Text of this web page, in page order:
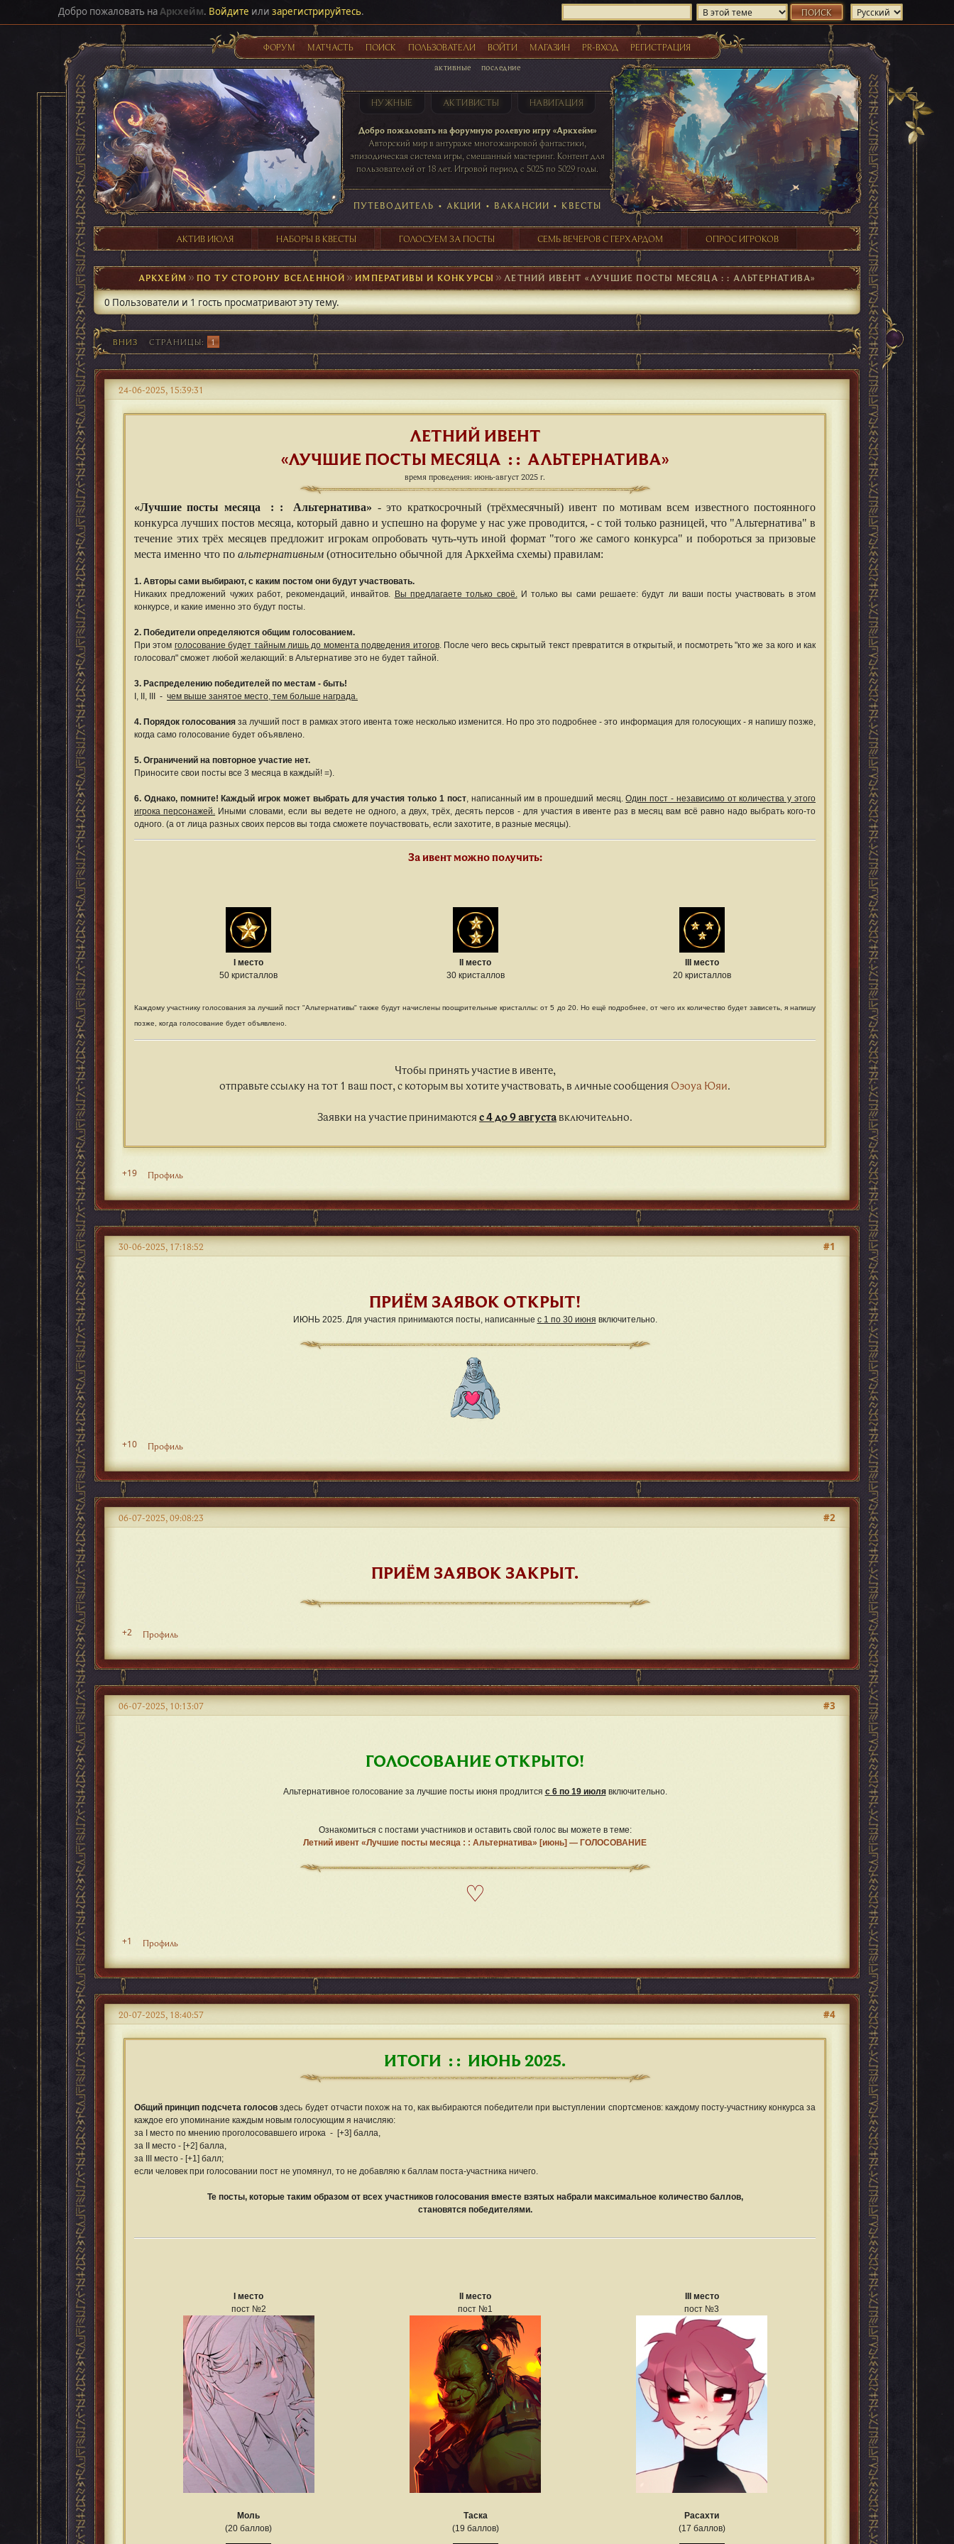
Добро пожаловать наАркхейм. Войдите или зарегистрируйтесь.
ФОРУМ МАТЧАСТЬ ПОИСК ПОЛЬЗОВАТЕЛИ ВОЙТИ МАГАЗИН PR-ВХОД РЕГИСТРАЦИЯ
активные последние
НУЖНЫЕ АКТИВИСТЫ НАВИГАЦИЯ
Добро пожаловать на форумную ролевую игру «Аркхейм»
Авторский мир в антураже многожанровой фантастики,
эпизодическая система игры, смешанный мастеринг. Контент для
пользователей от 18 лет. Игровой период с 5025 по 5029 годы.
таблице игровой активности
41 ПОСТОВ 31 ПОСТОВ 29 ПОСТОВ 24 ПОСТОВ
ПУТЕВОДИТЕЛЬ • АКЦИИ • ВАКАНСИИ • КВЕСТЫ
АКТИВ ИЮЛЯ НАБОРЫ В КВЕСТЫ ГОЛОСУЕМ ЗА ПОСТЫ СЕМЬ ВЕЧЕРОВ С ГЕРХАРДОМ ОПРОС ИГРОКОВ
АРКХЕЙМ ►ПО ТУ СТОРОНУ ВСЕЛЕННОЙ ►ИМПЕРАТИВЫ И КОНКУРСЫ ►ЛЕТНИЙ ИВЕНТ «ЛУЧШИЕ ПОСТЫ МЕСЯЦА : : АЛЬТЕРНАТИВА»
0 Пользователи и 1 гость просматривают эту тему.
ВНИЗ СТРАНИЦЫ 1
24-06-2025, 15:39:31
ЛЕТНИЙ ИВЕНТ
«ЛУЧШИЕ ПОСТЫ МЕСЯЦА : : АЛЬТЕРНАТИВА»
время проведения: июнь-август 2025 г.
«Лучшие посты месяца : : Альтернатива» - это краткосрочный (трёхмесячный) ивент по мотивам всем известного постоянного
конкурса лучших постов месяца, который давно и успешно на форуме у нас уже проводится, - с той только разницей, что "Альтернатива" в
течение этих трёх месяцев предложит игрокам опробовать чуть-чуть иной формат "того же самого конкурса" и побороться за призовые
места именно что по альтернативным (относительно обычной для Аркхейма схемы) правилам:
1. Авторы сами выбирают, с каким постом они будут участвовать.
Никаких предложений чужих работ, рекомендаций, инвайтов. Вы предлагаете только своё.
И только вы сами решаете: будут ли ваши посты участвовать в этом
конкурсе, и какие именно это будут посты.
2. Победители определяются общим голосованием.
При этом голосование будет тайным лишь до момента подведения итогов. После чего весь скрытый текст превратится в открытый, и посмотреть "кто же за кого и как
голосовал" сможет любой желающий: в Альтернативе это не будет тайной.
3. Распределению победителей по местам - быть!
I, II, III - чем выше занятое место, тем больше награда.
4. Порядок голосования за лучший пост в рамках этого ивента тоже несколько изменится. Но про это подробнее - это информация для голосующих - я напишу позже,
когда само голосование будет объявлено.
5. Ограничений на повторное участие нет.
Приносите свои посты все 3 месяца в каждый! =).
6. Однако, помните! Каждый игрок может выбрать для участия только 1 пост, написанный им в прошедший месяц.Один пост - независимо от количества у этого
игрока персонажей.
Иными словами, если вы ведете не одного, а двух, трёх, десять персов - для участия в ивенте раз в месяц вам всё равно надо выбрать кого-то
одного. (а от лица разных своих персов вы тогда сможете поучаствовать, если захотите, в разные месяцы).
За ивент можно получить:
I место
50 кристаллов
II место
30 кристаллов
III место
20 кристаллов
Каждому участнику голосования за лучший пост "Альтернативы" также будут начислены поощрительные кристаллы: от 5 до 20. Но ещё подробнее, от чего их количество будет зависеть, я напишу
позже, когда голосование будет объявлено.
Чтобы принять участие в ивенте,
отправьте ссылку на тот 1 ваш пост, с которым вы хотите участвовать, в личные сообщения Оэоуа Юяи.
Заявки на участие принимаются с 4 до 9 августа включительно.
+19 Профиль
#1
30-06-2025, 17:18:52
ПРИЁМ ЗАЯВОК ОТКРЫТ!
ИЮНЬ 2025. Для участия принимаются посты, написанные с 1 по 30 июня включительно.
+10 Профиль
#2
06-07-2025, 09:08:23
ПРИЁМ ЗАЯВОК ЗАКРЫТ.
+2 Профиль
#3
06-07-2025, 10:13:07
ГОЛОСОВАНИЕ ОТКРЫТО!
Альтернативное голосование за лучшие посты июня продлится с 6 по 19 июлявключительно.
Ознакомиться с постами участников и оставить свой голос вы можете в теме:
Летний ивент «Лучшие посты месяца : : Альтернатива» [июнь] — ГОЛОСОВАНИЕ
♡
+1 Профиль
#4
20-07-2025, 18:40:57
ИТОГИ : : ИЮНЬ 2025.
Общий принцип подсчета голосов здесь будет отчасти похож на то, как выбираются победители при выступлении спортсменов: каждому посту-участнику конкурса за
каждое его упоминание каждым новым голосующим я начисляю:
за I место по мнению проголосовавшего игрока - [+3] балла,
за II место - [+2] балла,
за III место - [+1] балл;
если человек при голосовании пост не упомянул, то не добавляю к баллам поста-участника ничего.
Те посты, которые таким образом от всех участников голосования вместе взятых набрали максимальное количество баллов,
становятся победителями.
I место
пост №2
Моль
(20 баллов)
II место
пост №1
Таска
(19 баллов)
III место
пост №3
Расахти
(17 баллов)